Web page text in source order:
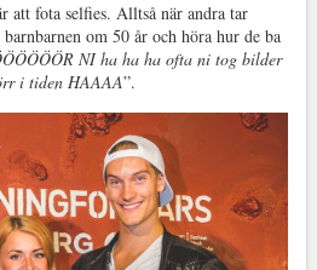
att fota selfies. Alltså när andra tar
om 50 år och höra hur de ba
NI ha ha ha ofta ni tog bilder
i tiden HAAAA”.